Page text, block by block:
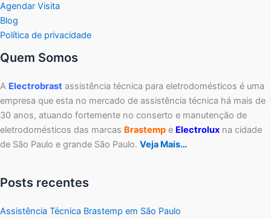
Agendar Visita
Blog
Política de privacidade
Quem Somos
A Electrobrast assistência técnica para eletrodomésticos é uma
empresa que esta no mercado de assistência técnica há mais de
30 anos, atuando fortemente no conserto e manutenção de
eletrodomésticos das marcas Brastemp e Electrolux na cidade
de São Paulo e grande São Paulo. Veja Mais…
Posts recentes
Assistência Técnica Brastemp em São Paulo